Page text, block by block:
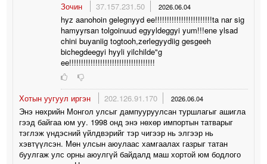
Зочин
37.157.231.50 2026.06.04
hyz aanohoin gelegnyyd ee!!!!!!!!!!!!!!!!!!!!!!!!ta nar sig
hamyyrsan tolgoinuud egyyldeggyi yum!!!ene ylsad
chini buyaniig togtooh,zerlegyydiig gesgeeh
bichegdeegyi hyyli yilchilde"g
ee!!!!!!!!!!!!!!!!!!!!!!!!!!!!!!!!!!!!
Хотын уугуул иргэн 202.126.91.170 2026.06.04
Энэ нөхрийн Монгол улсыг дампууруулсан туршлагыг ашигла
гээд байгаа юм уу. 1998 онд энэ нөхөр импортын татварыг
тэглэж үндэсний үйлдвэрийг тэр чигээр нь элгээр нь
хэвтүүлсэн. Мөн улсын аюулаас хамгаалах газрыг татан
буулгаж улс орны аюулгүй байдалд маш хортой юм бодлого